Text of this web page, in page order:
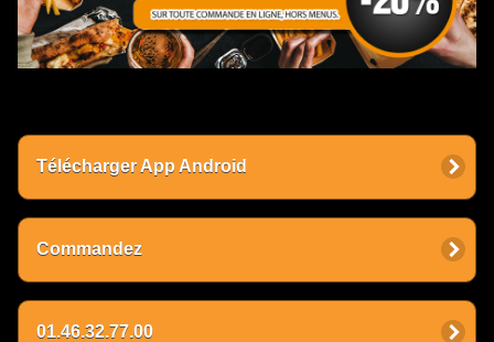
Télécharger App Android
Commandez
01.46.32.77.00